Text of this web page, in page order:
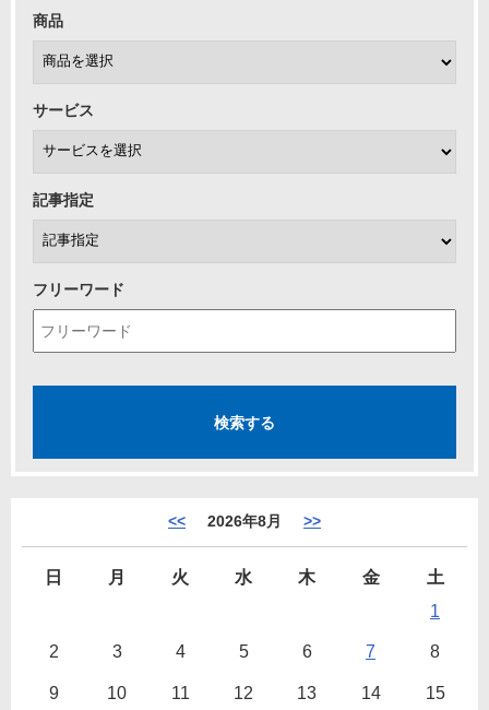
商品
サービス
記事指定
フリーワード
<< 2026年8月 >>
日 月 火 水 木 金
土
1
2 3 4 5 6 7 8
9 10 11 12 13 14 15